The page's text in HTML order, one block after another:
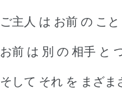
ご主人 は お前 の こ
お前 は 別 の 相手 と
そして それ を まざま